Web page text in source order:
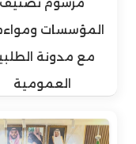
مرسوم تصنيف
المؤسسات
مع مدونة
العمومية